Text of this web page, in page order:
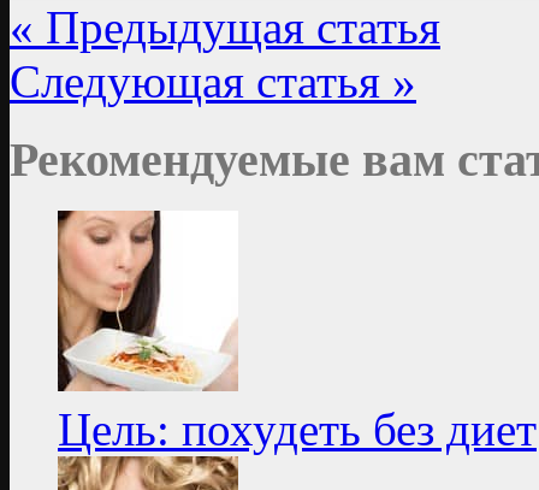
« Предыдущая статья
Следующая статья »
Рекомендуемые вам
Цель: похудеть без диет